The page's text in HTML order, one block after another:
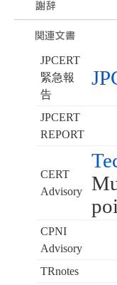
JPCERT
緊急報
告
JPCERT
REPORT
CERT
Advisory
CPNI
Advisory
TRnotes